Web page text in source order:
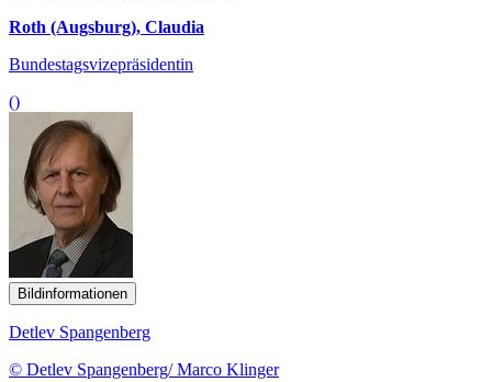
Roth (Augsburg), Claudia
Bundestagsvizepräsidentin
()
Bildinformationen
Detlev Spangenberg
© Detlev Spangenberg/ Marco Klinger